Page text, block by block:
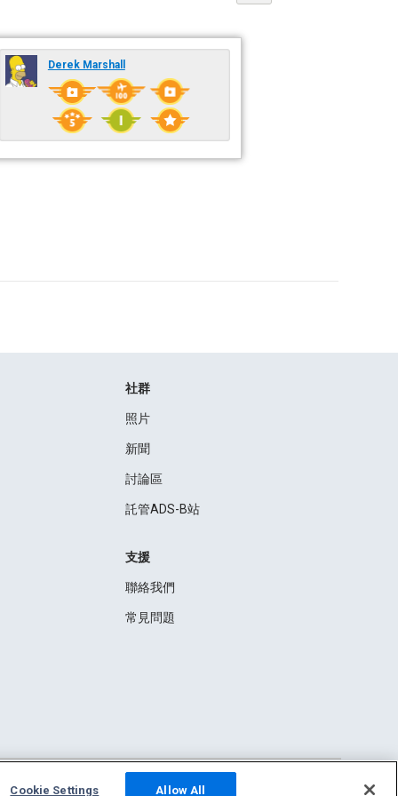
Derek Marshall
社群
照片
新聞
討論區
託管ADS-B站
支援
聯絡我們
常見問題
Cookie Settings Allow All